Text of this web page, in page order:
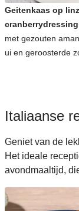
Geitenkaas op
cranberrydressing
met gezouten
ui en geroosterde
Italiaanse
Geniet van de
Het ideale
avondmaaltijd,